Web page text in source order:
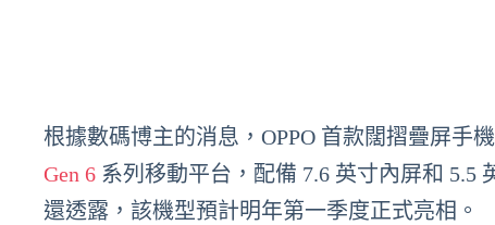
根據數碼博主的消息，OPPO 首款闊摺疊屏手
Gen 6 系列移動平台，配備 7.6 英寸內屏和 5.5
還透露，該機型預計明年第一季度正式亮相。